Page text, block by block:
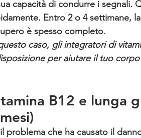
capacità di condurre i
Entro 2 o 4 settimane,
è spesso completo.
caso, gli integratori di
per aiutare il tuo
B12 e lunga
problema che ha causato il